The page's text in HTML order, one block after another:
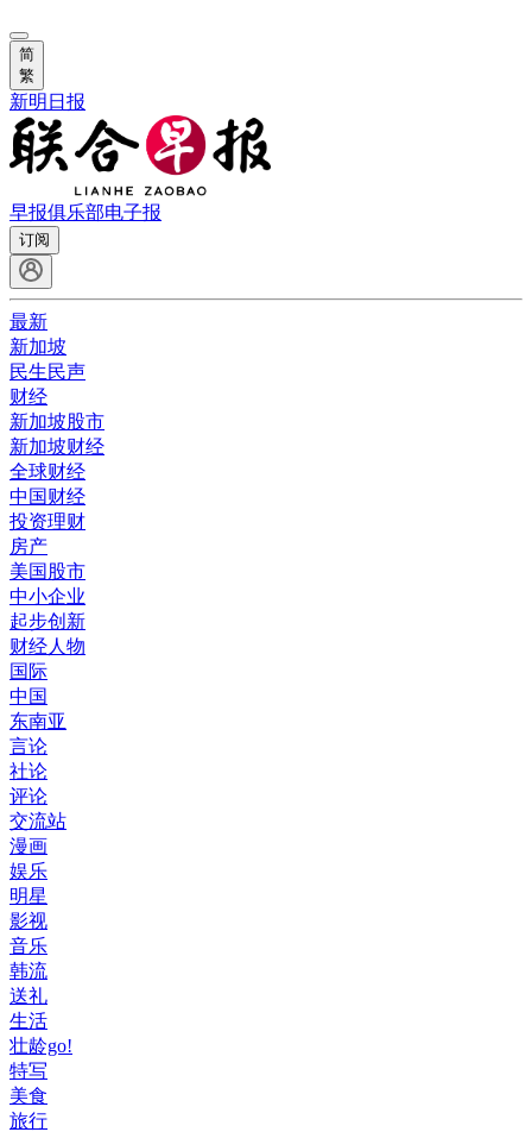
简
繁
新明日报
早报俱乐部电子报
订阅
最新
新加坡
民生民声
财经
新加坡股市
新加坡财经
全球财经
中国财经
投资理财
房产
美国股市
中小企业
起步创新
财经人物
国际
中国
东南亚
言论
社论
评论
交流站
漫画
娱乐
明星
影视
音乐
韩流
送礼
生活
壮龄go!
特写
美食
旅行